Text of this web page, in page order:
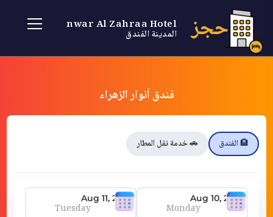
حجز Anwar Al Zahraa Hotel
المدينة الفندق
فندق أنوار الزهراء
🏨 الفندق 🚗 خدمة نقل المطار
Monday
Tuesday